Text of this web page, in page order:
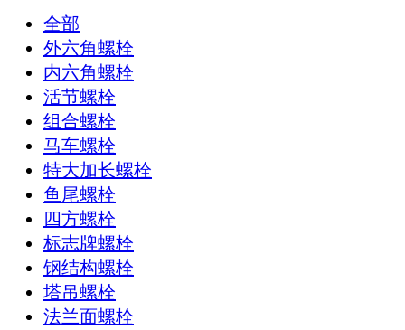
全部
外六角螺栓
内六角螺栓
活节螺栓
组合螺栓
马车螺栓
特大加长螺栓
鱼尾螺栓
四方螺栓
标志牌螺栓
钢结构螺栓
塔吊螺栓
法兰面螺栓